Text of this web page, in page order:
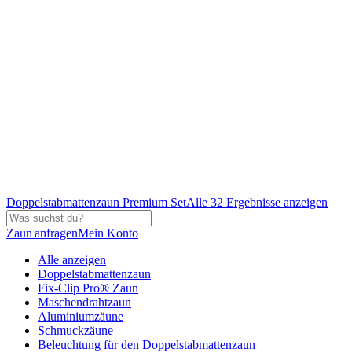
Doppelstabmattenzaun Premium SetAlle 32 Ergebnisse anzeigen
Zaun anfragenMein Konto
Alle anzeigen
Doppelstabmattenzaun
Fix-Clip Pro® Zaun
Maschendrahtzaun
Aluminiumzäune
Schmuckzäune
Beleuchtung für den Doppelstabmattenzaun